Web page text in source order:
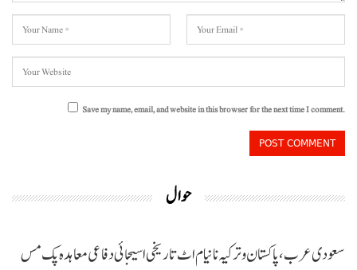
Save my name, email, and website in this browser for the next time I comment.
حوال
سعودی عرب، پاکستان و ترکیہ نا نیام اٹ تاریخی اسیجائی دفاعی معاہدہ پک مس